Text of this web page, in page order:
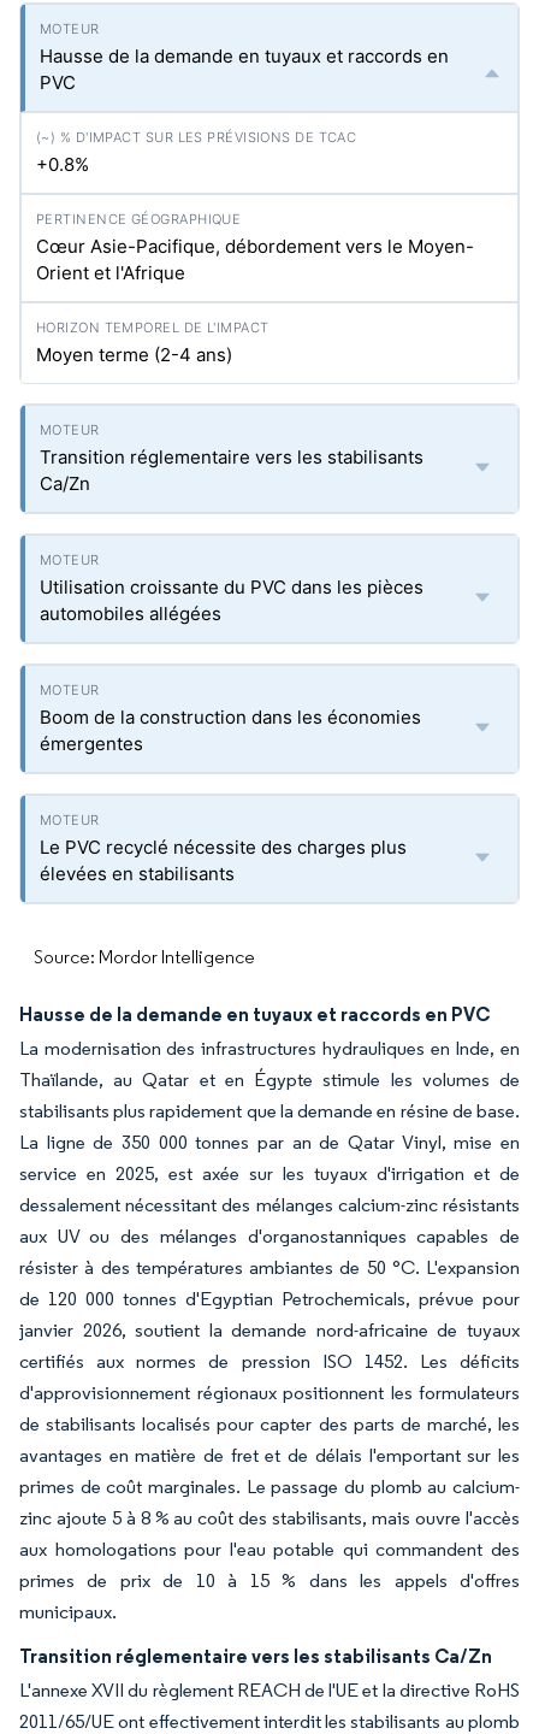
Hausse de la demande en tuyaux et raccords en
PVC
+0.8%
Cœur Asie-Pacifique, débordement vers le Moyen-
Orient et l'Afrique
Moyen terme (2-4 ans)
Transition réglementaire vers les stabilisants
Ca/Zn
Utilisation croissante du PVC dans les pièces
automobiles allégées
Boom de la construction dans les économies
émergentes
Le PVC recyclé nécessite des charges plus
élevées en stabilisants
Source: Mordor Intelligence
Hausse de la demande en tuyaux et raccords en PVC
La modernisation des infrastructures hydrauliques en Inde, en
Thaïlande, au Qatar et en Égypte stimule les volumes de
stabilisants plus rapidement que la demande en résine de base.
La ligne de 350 000 tonnes par an de Qatar Vinyl, mise en
service en 2025, est axée sur les tuyaux d'irrigation et de
dessalement nécessitant des mélanges calcium-zinc résistants
aux UV ou des mélanges d'organostanniques capables de
résister à des températures ambiantes de 50 °C. L'expansion
de 120 000 tonnes d'Egyptian Petrochemicals, prévue pour
janvier 2026, soutient la demande nord-africaine de tuyaux
certifiés aux normes de pression ISO 1452. Les déficits
d'approvisionnement régionaux positionnent les formulateurs
de stabilisants localisés pour capter des parts de marché, les
avantages en matière de fret et de délais l'emportant sur les
primes de coût marginales. Le passage du plomb au calcium-
zinc ajoute 5 à 8 % au coût des stabilisants, mais ouvre l'accès
aux homologations pour l'eau potable qui commandent des
primes de prix de 10 à 15 % dans les appels d'offres
municipaux.
Transition réglementaire vers les stabilisants Ca/Zn
L'annexe XVII du règlement REACH de l'UE et la directive RoHS
2011/65/UE ont effectivement interdit les stabilisants au plomb